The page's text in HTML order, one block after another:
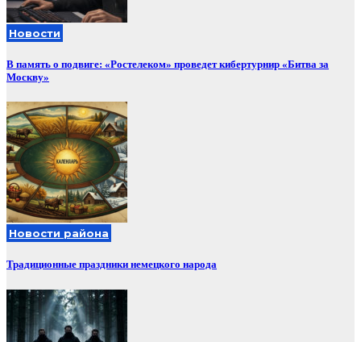
Новости
В память о подвиге: «Ростелеком» проведет кибертурнир «Битва за
Москву»
Новости района
Традиционные праздники немецкого народа